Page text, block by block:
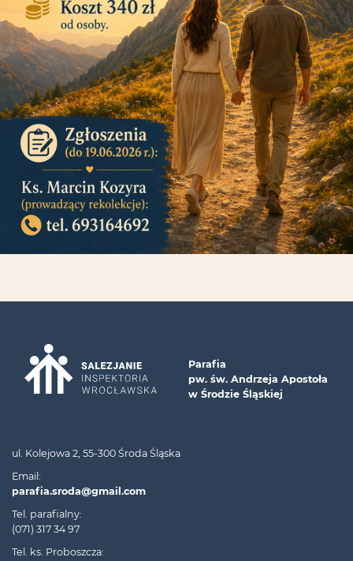
Parafia
pw. św. Andrzeja Apostoła
w Środzie Śląskiej
ul. Kolejowa 2, 55-300 Środa Śląska
Email:
parafia.sroda@gmail.com
Tel. parafialny:
(071) 317 34 97
Tel. ks. Proboszcza: